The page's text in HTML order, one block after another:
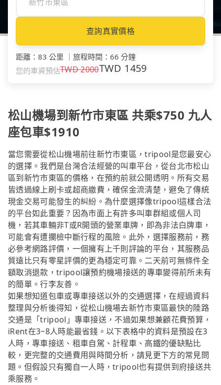
查詢真實價格
距離 ： 83 公里 旅程時間 ： 66 分鐘
您的車資預估TWD2000TWD 1459
松山機場到新竹市東區 共乘$750 九人
座包車$1910
當您需要從松山機場前往新竹市東區，tripool是您最安心
的選擇。我們是台灣合法經營的叫車平台，從台北市松山
區到新竹市東區的價格，在預約前就公開透明。所有交易
皆透過線上刷卡或超商繳費，確保金流清楚，避免了傳統
現金交易可能發生的糾紛。為什麼選擇像tripool這樣合法
的平台如此重要？因為市面上有許多叫車群組或個人司
機，若其車輛非T或R開頭的營業車牌，即為非法白牌車，
可能會有遭攔檢中斷行程的風險。此外，選擇服務前，務
必參考網路評價，一個擁有上千則評論的平台，其服務品
質遠比只有零星評價的更為穩定可靠。二天前可無條件全
額取消退款，tripool讓預約機場接送的專車變得前所未有
的簡單。行李友善。
如果想知道包車或專車接送以外的交通選擇，在經過資料
整理與分析後得知，從松山機場去新竹市東區最快的陸路
交通是「tripool」專車接送，不過如果想兼顧花費預算，
iRent在3~8人時能最省錢。以下表格中的資料是預設在3
人時，專車接送、租車自駕、計程車、高鐵的優缺點比
較，更完整的交通費用與時間分析，請見更下方的常見問
題。但假設只有獨自一人時，tripool也有提供到府接送共
乘服務。